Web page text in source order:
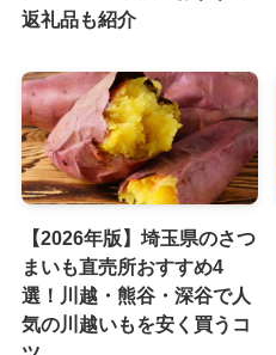
返礼品も紹介
【2026年版】埼玉県のさつ
まいも直売所おすすめ4
選！川越・熊谷・深谷で人
気の川越いもを安く買うコ